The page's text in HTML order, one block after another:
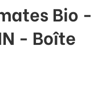
Bio -
- Boîte